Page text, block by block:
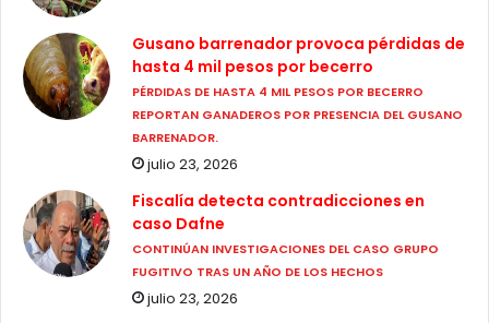
Gusano barrenador provoca pérdidas de
hasta 4 mil pesos por becerro
PÉRDIDAS DE HASTA 4 MIL PESOS POR BECERRO
REPORTAN GANADEROS POR PRESENCIA DEL GUSANO
BARRENADOR.
julio 23, 2026
Fiscalía detecta contradicciones en
caso Dafne
CONTINÚAN INVESTIGACIONES DEL CASO GRUPO
FUGITIVO TRAS UN AÑO DE LOS HECHOS
julio 23, 2026